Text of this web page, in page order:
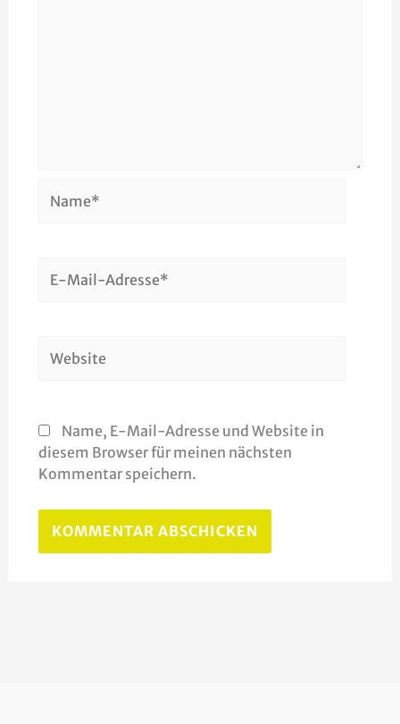
Mail-
Name, E-Mail-Adresse und Website in
diesem Browser für meinen nächsten
Kommentar speichern.